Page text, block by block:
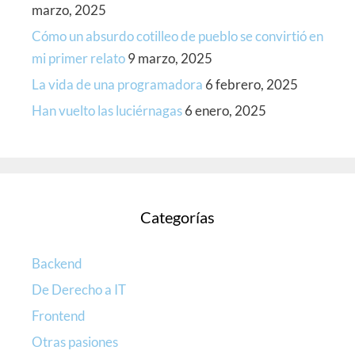
marzo, 2025
Cómo un absurdo cotilleo de pueblo se convirtió en
mi primer relato9 marzo, 2025
La vida de una programadora 6 febrero, 2025
Han vuelto las luciérnagas6 enero, 2025
Categorías
Backend
De Derecho a IT
Frontend
Otras pasiones